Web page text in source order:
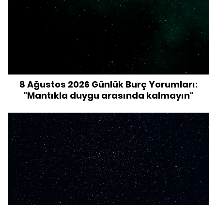
8 Ağustos 2026 Günlük Burç Yorumları:
"Mantıkla duygu arasında kalmayın"